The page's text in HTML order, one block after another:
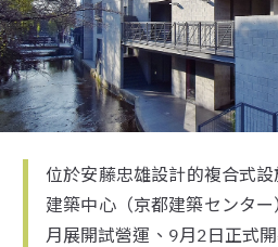
位於安藤忠雄設計的複合式
建築中心（京都建築センタ
月展開試營運、9月2日正式